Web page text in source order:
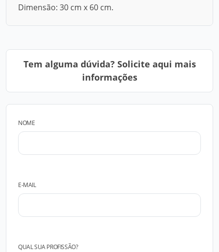
Dimensão: 30 cm x 60 cm.
Tem alguma dúvida? Solicite aqui mais
informações
NOME
E-MAIL
QUAL SUA PROFISSÃO?